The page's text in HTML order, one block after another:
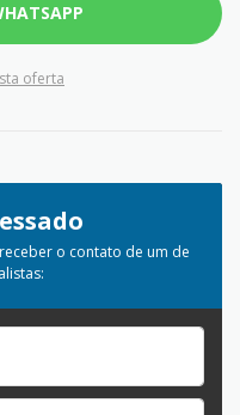
oferta
o contato de um de